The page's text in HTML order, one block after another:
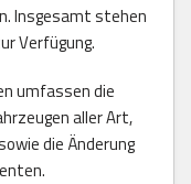
Insgesamt stehen
Verfügung.
umfassen die
aller Art,
die Änderung